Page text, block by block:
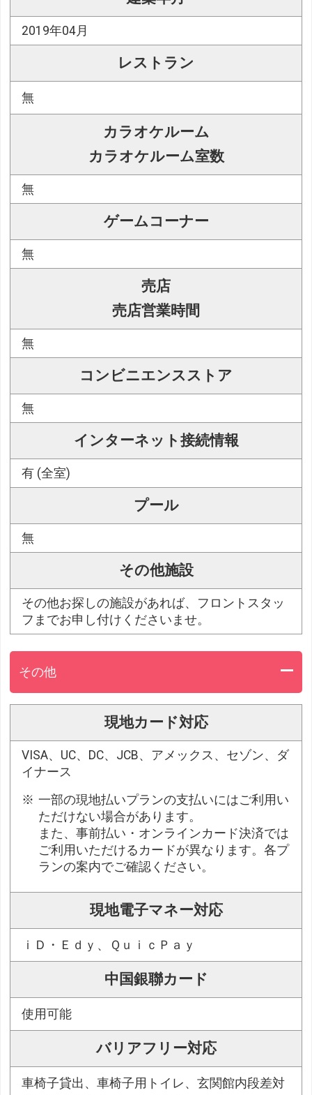
2019年04月
レストラン
無
カラオケルーム
カラオケルーム室数
無
ゲームコーナー
無
売店
売店営業時間
無
コンビニエンスストア
無
インターネット接続情報
有 (全室)
プール
無
その他施設
その他お探しの施設があれば、フロントスタッ
フまでお申し付けくださいませ。
その他
現地カード対応
VISA、UC、DC、JCB、アメックス、セゾン、ダ
イナース
一部の現地払いプランの支払いにはご利用い
ただけない場合があります。
また、事前払い・オンラインカード決済では
ご利用いただけるカードが異なります。各プ
ランの案内でご確認ください。
現地電子マネー対応
ｉＤ・Ｅｄｙ、ＱｕｉｃＰａｙ
中国銀聯カード
使用可能
バリアフリー対応
車椅子貸出、車椅子用トイレ、玄関館内段差対